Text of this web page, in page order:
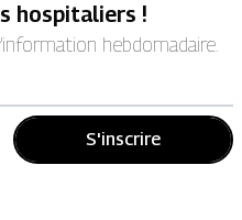
hospitaliers !
hebdomadaire.
S'inscrire